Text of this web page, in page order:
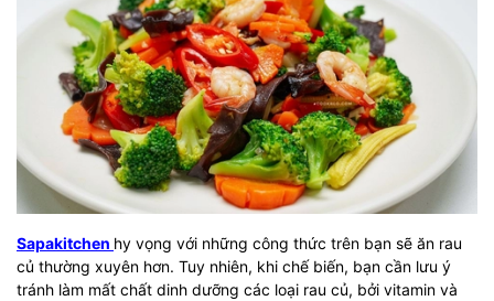
Sapakitchen hy vọng với những công thức trên bạn sẽ ăn rau
củ thường xuyên hơn. Tuy nhiên, khi chế biến, bạn cần lưu ý
tránh làm mất chất dinh dưỡng các loại rau củ, bởi vitamin và